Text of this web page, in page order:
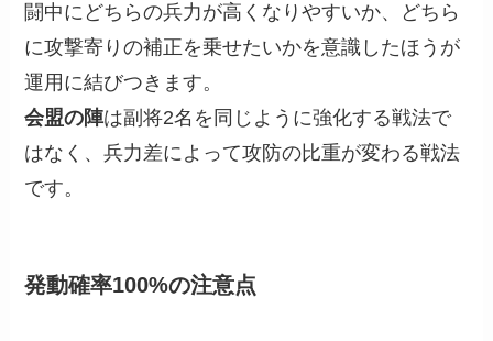
闘中にどちらの兵力が高くなりやすいか、どちら
に攻撃寄りの補正を乗せたいかを意識したほうが
運用に結びつきます。
会盟の陣は副将2名を同じように強化する戦法で
はなく、兵力差によって攻防の比重が変わる戦法
です。
発動確率100%の注意点